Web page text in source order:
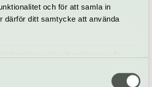
och för att samla in
därför ditt samtycke att använda
funktioner för sociala medier. Vi
Fasching